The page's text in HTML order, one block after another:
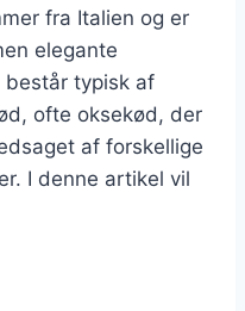
fra Italien og er
elegante
typisk af
ofte oksekød, der
af forskellige
I denne artikel vil